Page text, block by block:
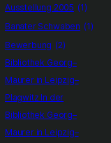
Ausstellung 2005 (1)
Banater Schwaben (1)
Bewerbung (2)
Bibliothek Georg–
Maurer in Leipzig–
Plagwitz In der
Bibliothek Georg–
Maurer in Leipzig–